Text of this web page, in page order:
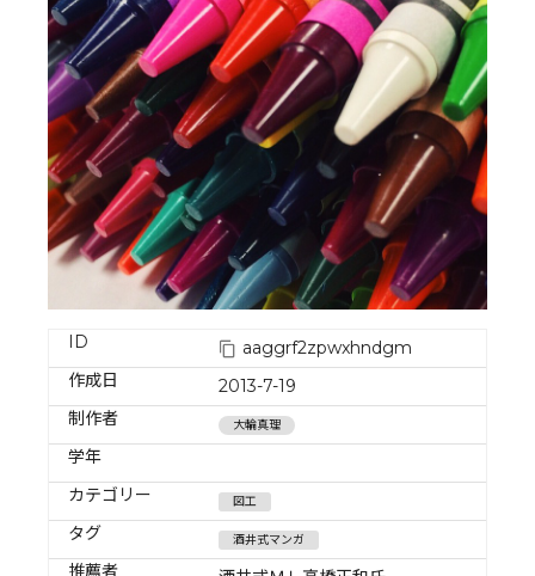
ID
aaggrf2zpwxhndgm
作成日
2013-7-19
制作者
大輪真理
学年
カテゴリー
図工
タグ 酒井式マンガ
推薦者